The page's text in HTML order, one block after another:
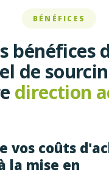
BÉNÉFICES
bénéfices
de
direction
vos coûts
la mise en